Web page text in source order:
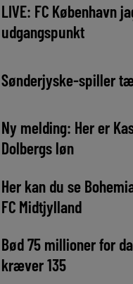
// LIVE // LIVE
LIVE: FC København
udgangspunkt
Sønderjyske-spiller
Ny melding: Her er
Dolbergs løn
Her kan du se
FC Midtjylland
Bød 75 millioner for
kræver 135